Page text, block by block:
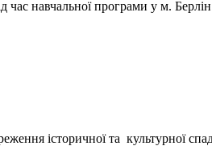
час навчальної програми у м.
історичної та культурної